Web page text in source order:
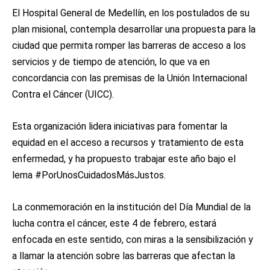
El Hospital General de Medellín, en los postulados de su
plan misional, contempla desarrollar una propuesta para la
ciudad que permita romper las barreras de acceso a los
servicios y de tiempo de atención, lo que va en
concordancia con las premisas de la Unión Internacional
Contra el Cáncer (UICC).
Esta organización lidera iniciativas para fomentar la
equidad en el acceso a recursos y tratamiento de esta
enfermedad, y ha propuesto trabajar este año bajo el
lema #PorUnosCuidadosMásJustos.
La conmemoración en la institución del Día Mundial de la
lucha contra el cáncer, este 4 de febrero, estará
enfocada en este sentido, con miras a la sensibilización y
a llamar la atención sobre las barreras que afectan la